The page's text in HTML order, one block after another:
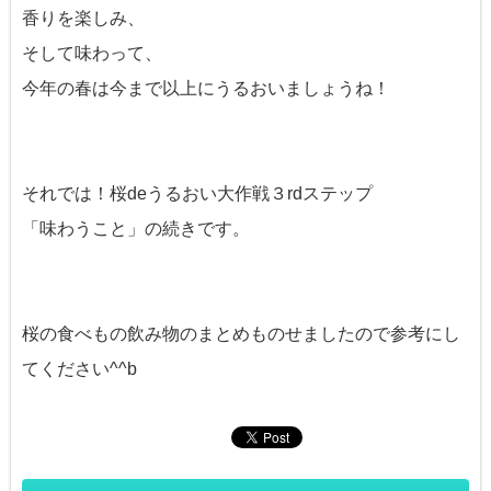
香りを楽しみ、
そして味わって、
今年の春は今まで以上にうるおいましょうね！
それでは！桜deうるおい大作戦３rdステップ
「味わうこと」の続きです。
桜の食べもの飲み物のまとめものせましたので参考にし
てください^^b